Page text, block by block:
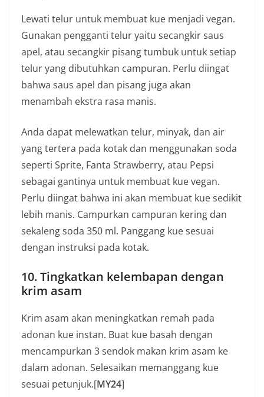
Lewati telur untuk membuat kue menjadi vegan.
Gunakan pengganti telur yaitu secangkir saus
apel, atau secangkir pisang tumbuk untuk setiap
telur yang dibutuhkan campuran. Perlu diingat
bahwa saus apel dan pisang juga akan
menambah ekstra rasa manis.
Anda dapat melewatkan telur, minyak, dan air
yang tertera pada kotak dan menggunakan soda
seperti Sprite, Fanta Strawberry, atau Pepsi
sebagai gantinya untuk membuat kue vegan.
Perlu diingat bahwa ini akan membuat kue sedikit
lebih manis. Campurkan campuran kering dan
sekaleng soda 350 ml. Panggang kue sesuai
dengan instruksi pada kotak.
10. Tingkatkan kelembapan dengan
krim asam
Krim asam akan meningkatkan remah pada
adonan kue instan. Buat kue basah dengan
mencampurkan 3 sendok makan krim asam ke
dalam adonan. Selesaikan memanggang kue
sesuai petunjuk.[MY24]